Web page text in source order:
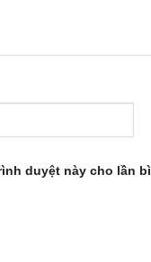
duyệt này cho lần